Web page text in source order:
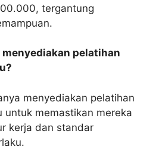
tergantung
pelatihan
menyediakan pelatihan
untuk memastikan mereka
kerja dan standar